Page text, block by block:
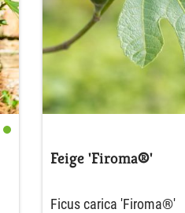
Feige 'Firoma®'
Ficus carica 'Firoma®'